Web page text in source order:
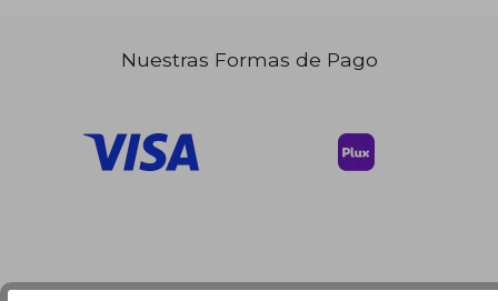
Nuestras Formas de Pago